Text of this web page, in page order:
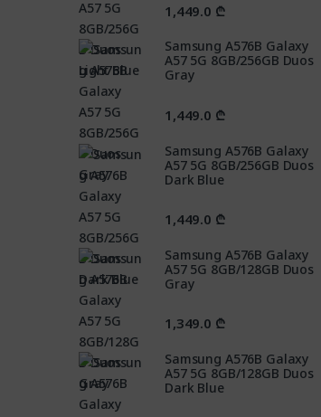
1,449.0 ₾
Samsung A576B Galaxy
A57 5G 8GB/256GB Duos
Gray
1,449.0 ₾
Samsung A576B Galaxy
A57 5G 8GB/256GB Duos
Dark Blue
1,449.0 ₾
Samsung A576B Galaxy
A57 5G 8GB/128GB Duos
Gray
1,349.0 ₾
Samsung A576B Galaxy
A57 5G 8GB/128GB Duos
Dark Blue